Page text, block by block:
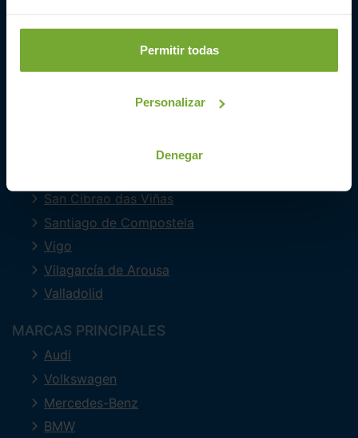
Permitir todas
Personalizar
Denegar
Mourente
San Cibrao das Viñas
Santiago de Compostela
Vigo
Vilagarcía de Arousa
Valladolid
MARCAS PRINCIPALES
Audi
Volkswagen
Mercedes-Benz
BMW